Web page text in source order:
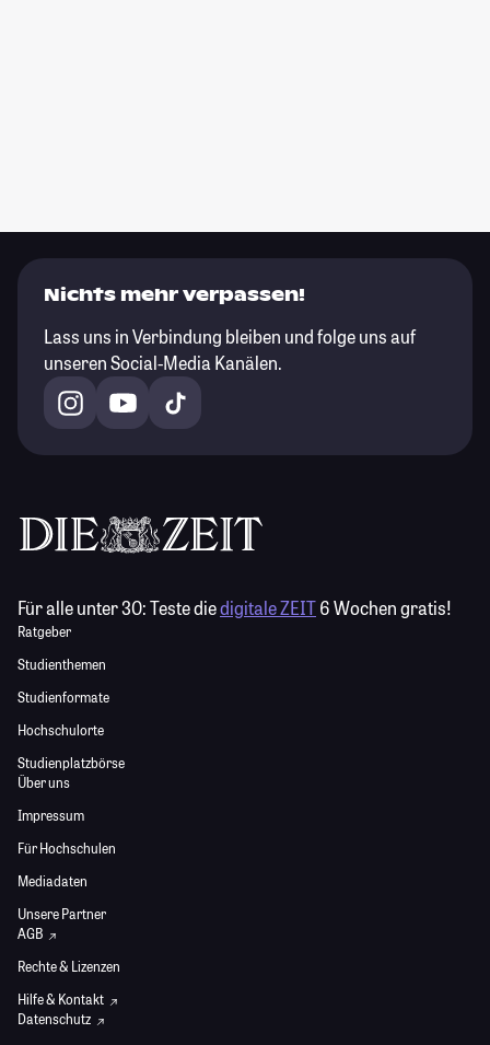
Nichts mehr verpassen!
Lass uns in Verbindung bleiben und folge uns auf
unseren Social-Media Kanälen.
Für alle unter 30:Teste diedigitale ZEIT6 Wochen gratis!
Ratgeber
Studienthemen
Studienformate
Hochschulorte
Studienplatzbörse
Über uns
Impressum
Für Hochschulen
Mediadaten
Unsere Partner
AGB
Rechte & Lizenzen
Hilfe & Kontakt
Datenschutz